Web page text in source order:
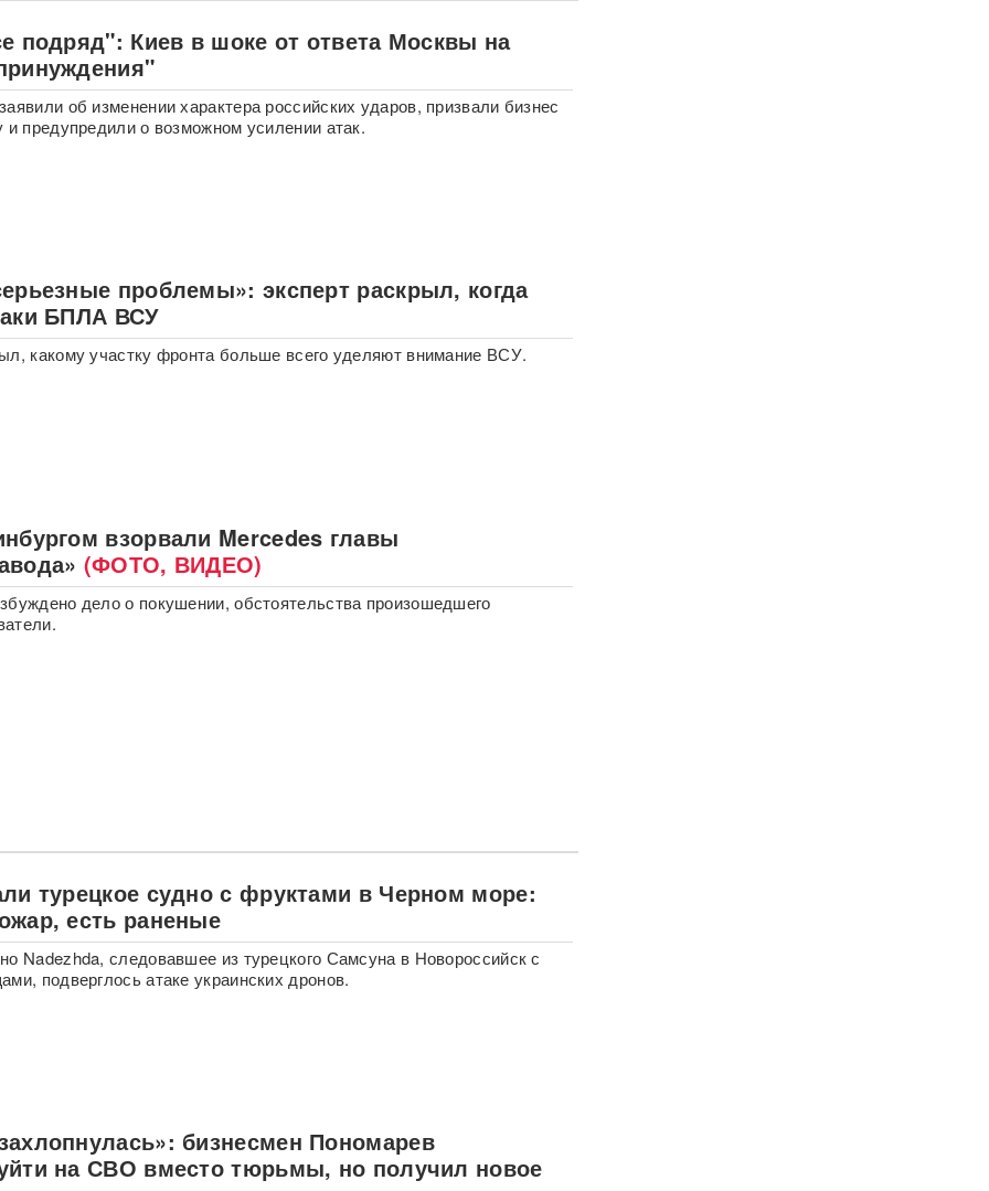
подряд": Киев в шоке от ответа Москвы на
об изменении характера российских ударов, призвали бизнес
и предупредили о возможном усилении атак.
проблемы»: эксперт раскрыл, когда
БПЛА ВСУ
какому участку фронта больше всего уделяют внимание ВСУ.
взорвали Mercedes главы
(ФОТО, ВИДЕО)
дело о покушении, обстоятельства произошедшего
турецкое судно с фруктами в Черном море:
есть раненые
Nadezhda, следовавшее из турецкого Самсуна в Новороссийск с
подверглось атаке украинских дронов.
бизнесмен Пономарев
на СВО вместо тюрьмы, но получил новое